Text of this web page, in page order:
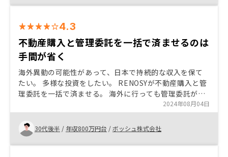
4.3
不動産購入と管理委託を一括で済ませるのは
手間が省く
海外異動の可能性があって、日本で持続的な収入を保て
たい。 多様な投資をしたい。 RENOSYが不動産購入と管
理委託を一括で済ませる。 海外に行っても管理委託があ
るので安心。 友達がRENOSYでの運用実績がある。
2024年08月04日
30代後半 / 年収800万円台 /ボッシュ株式会社